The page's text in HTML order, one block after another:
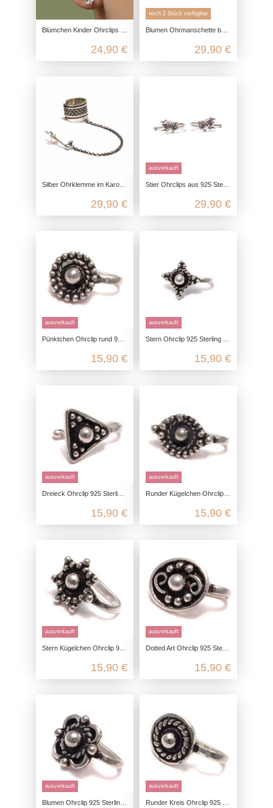
Blümchen Kinder Ohrclips aus 925 Sterling Silber
24,90 €
noch 2 Stück verfügbar
Blumen Ohrmanschette bzw. Ohrklemme mit Stecker aus echtem Silber
29,90 €
Silber Ohrklemme im Karo Muster mit Ohrstecker aus echtem 925 Sterling Silber
29,90 €
ausverkauft
Stier Ohrclips aus 925 Sterling Silber
29,90 €
ausverkauft
Pünktchen Ohrclip rund 925 Sterling Silber, Fake Ohrstecker im Antik Stil, Mittelalter Schmuck Ohr Clip, Ohrschmuck ohne Ohrloch
15,90 €
ausverkauft
Stern Ohrclip 925 Sterling Silber, Fake Ohrstecker im Antik Stil, Mittelalter Schmuck Ohr Clip, Ohrschmuck ohne Ohrloch
15,90 €
ausverkauft
Dreieck Ohrclip 925 Sterling Silber, Fake Ohrstecker im Antik Stil, Mittelalter Schmuck Ohr Clip, Ohrschmuck ohne Ohrloch
15,90 €
ausverkauft
Runder Kügelchen Ohrclip 925 Sterling Silber, Fake Ohrstecker im Antik Stil, Mittelalter Schmuck Ohr Clip, Festival Ohrschmuck
15,90 €
ausverkauft
Stern Kügelchen Ohrclip 925 Sterling Silber
15,90 €
ausverkauft
Dotted Art Ohrclip 925 Sterling Silber, Fake Ohrstecker im Antik Stil, Mittelalter Schmuck Ohr Clip, Ohrschmuck ohne Ohrloch
15,90 €
ausverkauft
Blumen Ohrclip 925 Sterling Silber, Fake Ohrstecker im Antik Stil, Mittelalter Schmuck Ohr Clip, Ohrschmuck ohne Ohrloch
ausverkauft
Runder Kreis Ohrclip 925 Sterling Silber, Fake Ohrstecker im Antik Stil, Mittelalter Schmuck Ohr Clip, Ohrschmuck ohne Ohrloch